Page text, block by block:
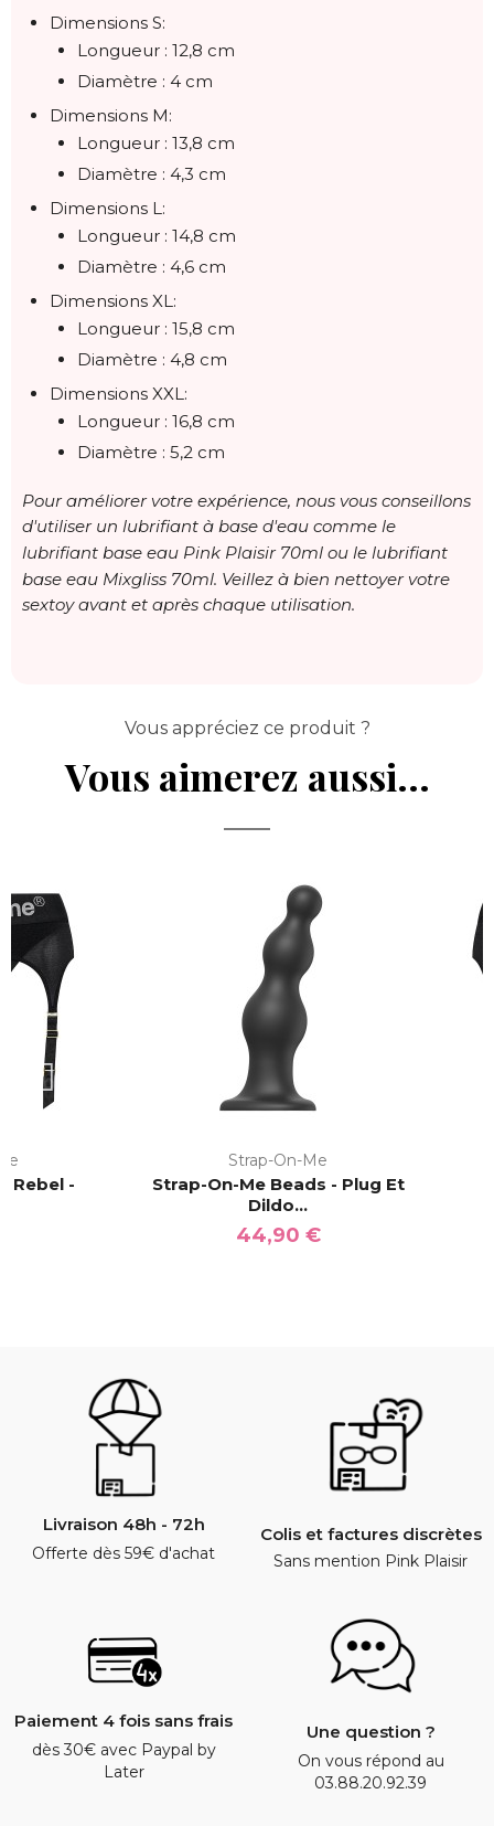
Dimensions S:
Longueur : 12,8 cm
Diamètre : 4 cm
Dimensions M:
Longueur : 13,8 cm
Diamètre : 4,3 cm
Dimensions L:
Longueur : 14,8 cm
Diamètre : 4,6 cm
Dimensions XL:
Longueur : 15,8 cm
Diamètre : 4,8 cm
Dimensions XXL:
Longueur : 16,8 cm
Diamètre : 5,2 cm
Pour améliorer votre expérience, nous vous conseillons
d'utiliser un lubrifiant à base d'eau comme le
lubrifiant base eau Pink Plaisir 70ml ou le lubrifiant
base eau Mixgliss 70ml. Veillez à bien nettoyer votre
sextoy avant et après chaque utilisation.
Vous appréciez ce produit ?
Vous aimerez aussi...
Rebel -
Strap-On-Me
Strap-On-Me Beads - Plug Et
Dildo...
44,90 €
Livraison 48h - 72h
Offerte dès 59€ d'achat
Colis et factures discrètes
Sans mention Pink Plaisir
Paiement 4 fois sans frais
dès 30€ avec Paypal by
Later
Une question ?
On vous répond au
03.88.20.92.39